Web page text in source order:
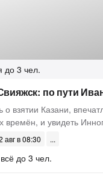
до 3 чел.
по пути
о взятии Казани,
времён, и увидеть
авг в 08:30
до 3 чел.